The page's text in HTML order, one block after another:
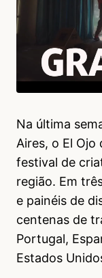
Na última
Aires, o El
festival de
região. Em
e painéis de
centenas de
Portugal,
Estados